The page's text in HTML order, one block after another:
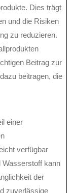
Dies trägt
und die Risiken
zu reduzieren.
Beitrag zur
beitragen, die
einer
verfügbar
Wasserstoff kann
der
zuverlässige